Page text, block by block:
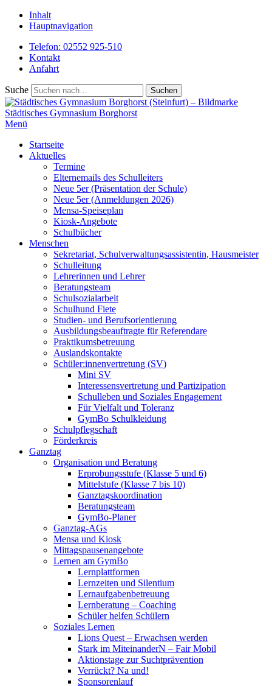
Inhalt
Hauptnavigation
Telefon: 02552 925-510
Kontakt
Anfahrt
Suche
Städtisches Gymnasium Borghorst
Menü
Startseite
Aktuelles
Termine
Elternemails des Schulleiters
Neue 5er (Präsentation der Schule)
Neue 5er (Anmeldungen 2026)
Mensa-Speiseplan
Kiosk-Angebote
Schulbücher
Menschen
Sekretariat, Schulverwaltungsassistentin, Hausmeister
Schulleitung
Lehrerinnen und Lehrer
Beratungsteam
Schulsozialarbeit
Schulhund Fiete
Studien- und Berufsorientierung
Ausbildungsbeauftragte für Referendare
Praktikumsbetreuung
Auslandskontakte
Schüler:innenvertretung (SV)
Mini SV
Interessensvertretung und Partizipation
Schulleben und Soziales Engagement
Für Vielfalt und Toleranz
GymBo Schulkleidung
Schulpflegschaft
Förderkreis
Ganztag
Organisation und Beratung
Erprobungsstufe (Klasse 5 und 6)
Mittelstufe (Klasse 7 bis 10)
Ganztagskoordination
Beratungsteam
GymBo-Planer
Ganztag-AGs
Mensa und Kiosk
Mittagspausenangebote
Lernen am GymBo
Lernplattformen
Lernzeiten und Silentium
Lernaufgabenbetreuung
Lernberatung – Coaching
Schüler helfen Schülern
Soziales Lernen
Lions Quest – Erwachsen werden
Stark im MiteinanderN – Fair Mobil
Aktionstage zur Suchtprävention
Verrückt? Na und!
Sponsorenlauf